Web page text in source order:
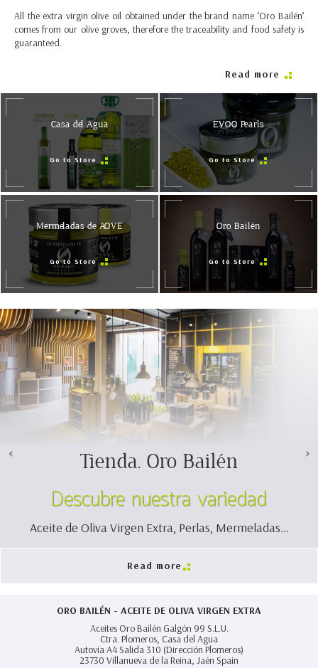
All the extra virgin olive oil obtained under the brand name ‘Oro Bailén’
comes from our olive groves, therefore the traceability and food safety is
guaranteed.
Read more
Casa del Agua
Go to Store
EVOO Pearls
Go to Store
Mermeladas de AOVE
Go to Store
Oro Bailén
Go to Store
Tienda. Oro Bailén
Descubre nuestra variedad
Aceite de Oliva Virgen Extra, Perlas, Mermeladas...
Read more
ORO BAILÉN - ACEITE DE OLIVA VIRGEN EXTRA
Aceites Oro Bailén Galgón 99 S.L.U.
Ctra. Plomeros, Casa del Agua
Autovía A4 Salida 310 (Dirección Plomeros)
23730 Villanueva de la Reina, Jaén Spain